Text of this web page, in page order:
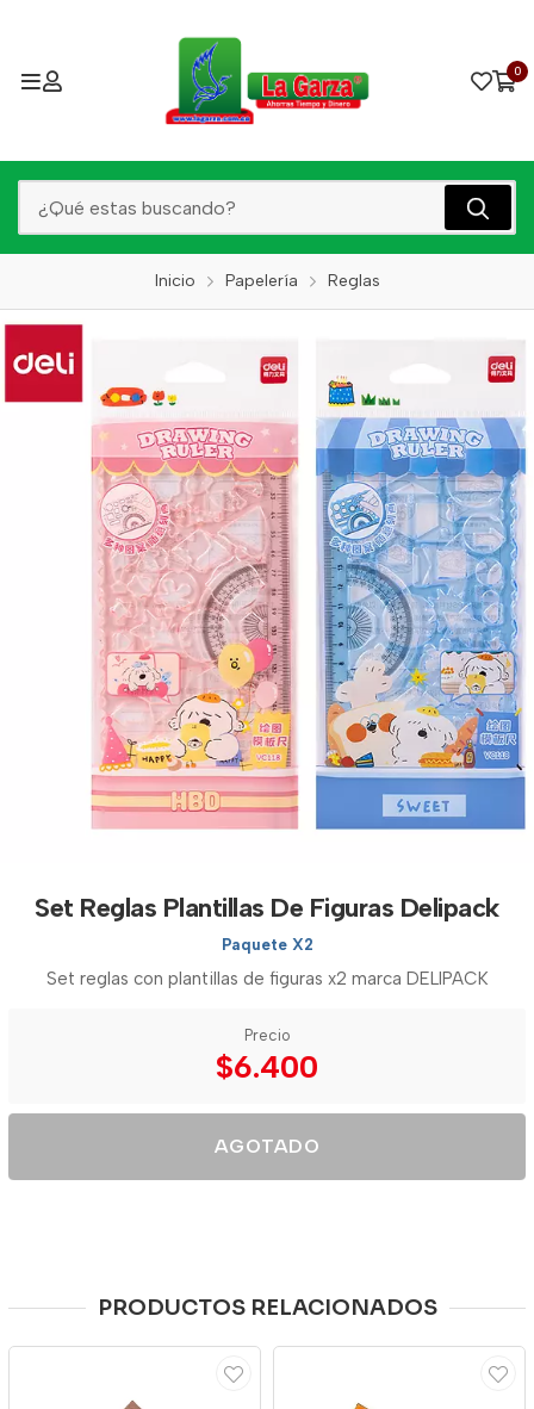
0
Inicio Papelería Reglas
Set Reglas Plantillas De Figuras Delipack
Paquete X2
Set reglas con plantillas de figuras x2 marca DELIPACK
Precio
$6.400
AGOTADO
PRODUCTOS RELACIONADOS